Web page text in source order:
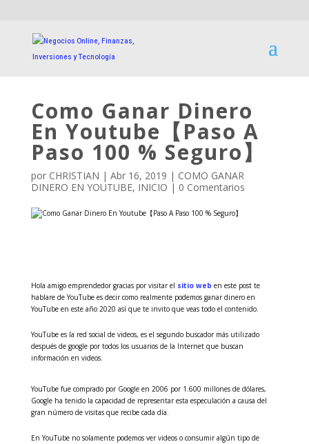
Como Ganar Dinero
En Youtube【Paso A
Paso 100 % Seguro】
por CHRISTIAN | Abr 16, 2019 | COMO GANAR
DINERO EN YOUTUBE, INICIO | 0 Comentarios
Hola amigo emprendedor gracias por visitar el sitio web en este post te
hablare de YouTube es decir como realmente podemos ganar dinero en
YouTube en este año 2020 así que te invito que veas todo el contenido.
YouTube es la red social de videos, es el segundo buscador más utilizado
después de google por todos los usuarios de la Internet que buscan
información en videos.
YouTube fue comprado por Google en 2006 por 1.600 millones de dólares,
Google ha tenido la capacidad de representar esta especulación a causa del
gran número de visitas que recibe cada día.
En YouTube no solamente podemos ver videos o consumir algún tipo de